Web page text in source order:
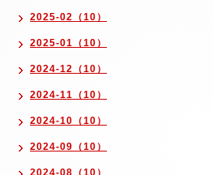
2025-02（10）
2025-01（10）
2024-12（10）
2024-11（10）
2024-10（10）
2024-09（10）